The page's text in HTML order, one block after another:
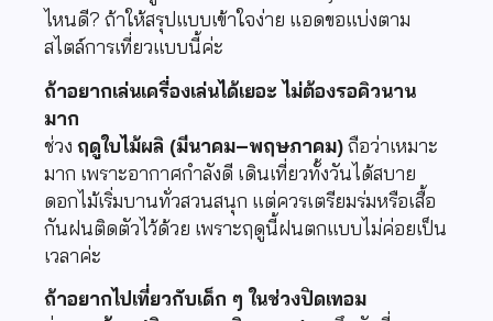
ไหนดี? ถ้าให้สรุปแบบเข้าใจง่าย แอดขอแบ่งตาม
สไตล์การเที่ยวแบบนี้ค่ะ
ถ้าอยากเล่นเครื่องเล่นได้เยอะ ไม่ต้องรอคิวนาน
มาก
ช่วง ฤดูใบไม้ผลิ (มีนาคม–พฤษภาคม)ถือว่าเหมาะ
มาก เพราะอากาศกำลังดี เดินเที่ยวทั้งวันได้สบาย
ดอกไม้เริ่มบานทั่วสวนสนุก แต่ควรเตรียมร่มหรือเสื้อ
กันฝนติดตัวไว้ด้วย เพราะฤดูนี้ฝนตกแบบไม่ค่อยเป็น
เวลาค่ะ
ถ้าอยากไปเที่ยวกับเด็ก ๆ ในช่วงปิดเทอม